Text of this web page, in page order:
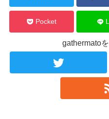
Pocket
gathermato